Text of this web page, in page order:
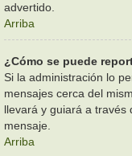
advertido.
Arriba
¿Cómo se puede
Si la administración lo
mensajes cerca del
llevará y guiará a través
mensaje.
Arriba